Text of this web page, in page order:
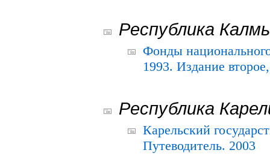
Республика
Фонды
1993. Издание
Республика
Карельский
Путеводитель. 2003